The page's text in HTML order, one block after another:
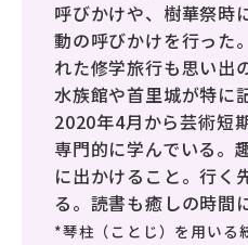
呼びかけや、樹華祭時
動の呼びかけを行った
れた修学旅行も思い出
水族館や首里城が特に
2020年4月から芸術短
専門的に学んでいる。
に出かけること。行く
る。読書も癒しの時間
*琴柱（ことじ）を用いる